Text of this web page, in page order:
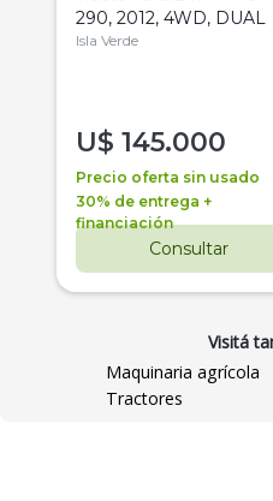
290, 2012, 4WD, DUAL
Isla Verde
U$ 145.000
Precio oferta sin usado
30% de entrega +
financiación
Consultar
Visitá
Maquinaria agrícola
Tractores